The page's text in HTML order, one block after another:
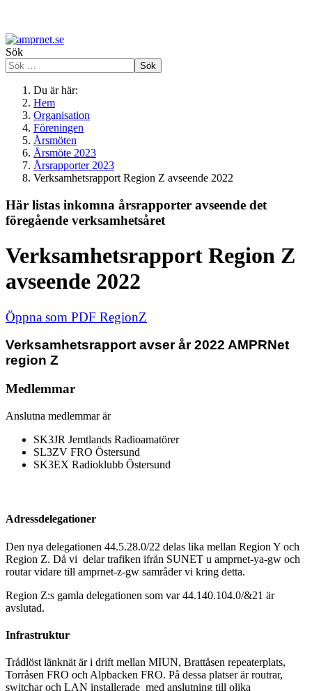
Sök
Sök
Du är här:
Hem
Organisation
Föreningen
Årsmöten
Årsmöte 2023
Årsrapporter 2023
Verksamhetsrapport Region Z avseende 2022
Här listas inkomna årsrapporter avseende det
föregående verksamhetsåret
Verksamhetsrapport Region Z
avseende 2022
Öppna som PDF RegionZ
Verksamhetsrapport avser år 2022 AMPRNet
region Z
Medlemmar
Anslutna medlemmar är
SK3JR Jemtlands Radioamatörer
SL3ZV FRO Östersund
SK3EX Radioklubb Östersund
Adressdelegationer
Den nya delegationen 44.5.28.0/22 delas lika mellan Region Y och
Region Z. Då vi delar trafiken ifrån SUNET u amprnet-ya-gw och
routar vidare till amprnet-z-gw samråder vi kring detta.
Region Z:s gamla delegationen som var 44.140.104.0/&21 är
avslutad.
Infrastruktur
Trådlöst länknät är i drift mellan MIUN, Brattåsen repeaterplats,
Torråsen FRO och Alpbacken FRO. På dessa platser är routrar,
switchar och LAN installerade med anslutning till olika